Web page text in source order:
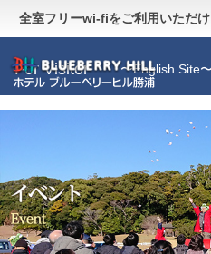
全室フリーwi-fiをご利用いただけ
Guide 〜施設のご案内
For Visitor 〜English Site〜